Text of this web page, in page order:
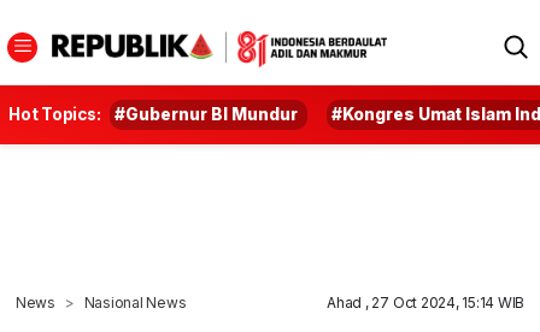
Hot Topics: #Gubernur BI Mundur #Kongres Umat Islam
News Nasional News Ahad , 27 Oct 2024, 15:14 WIB